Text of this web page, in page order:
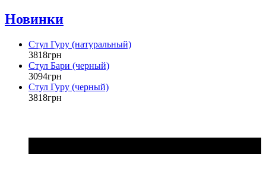
Новинки
Стул Гуру (натуральный)
3818грн
Стул Бари (черный)
3094грн
Стул Гуру (черный)
3818грн